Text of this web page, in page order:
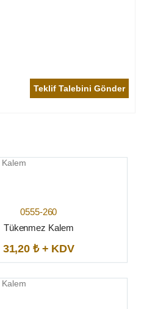
Teklif Talebini Gönder
0555-260
Tükenmez Kalem
31,20 ₺ + KDV